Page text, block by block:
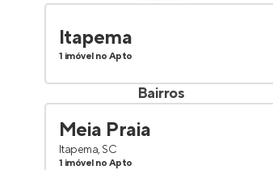
Itapema
1 imóvel no Apto
Bairros
Meia Praia
Itapema, SC
1 imóvel no Apto